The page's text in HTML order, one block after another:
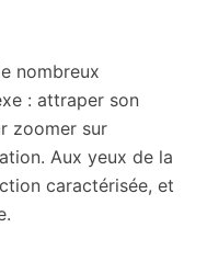
nombreux
: attraper son
zoomer sur
Aux yeux de la
caractérisée, et